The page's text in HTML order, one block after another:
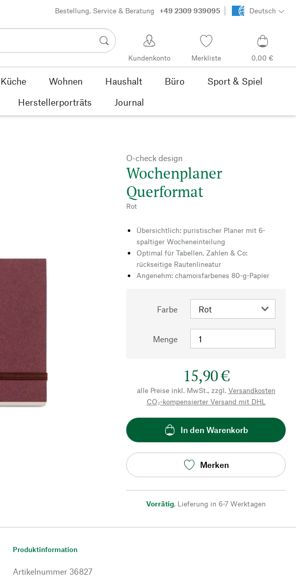
Bestellung, Service & Beratung +49 2309 939095 Deutsch
Kundenkonto Merkliste 0,00 €
Küche Wohnen Haushalt Büro
Sport & Spiel
Herstellerporträts Journal
O-check design
Wochenplaner
Querformat
Rot
Übersichtlich: puristischer Planer mit 6-
spaltiger Wocheneinteilung
Optimal für Tabellen, Zahlen & Co:
rückseitige Rautenlineatur
Angenehm: chamoisfarbenes 80-g-Papier
Farbe
Menge
15,90 €
alle Preise inkl. MwSt., zzgl. Versandkosten
CO₂-kompensierter Versand mit DHL
In den Warenkorb
Merken
Vorrätig, Lieferung in 6-7 Werktagen
Produktinformation
Artikelnummer 36827